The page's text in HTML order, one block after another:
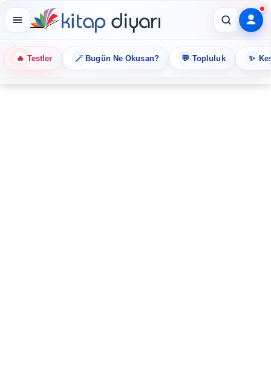
🔥 Testler 🪄 Bugün Ne Okusan? 💬 Topluluk ✨